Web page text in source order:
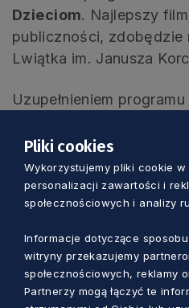
Dzieciom. Najlepszy
publiczności, zdobędzie
Lwiątka im. Janusza
Uzupełnieniem
pozakonkursowa
zagranicznych
udziałem polskich
Festiwal to nie
W ramach 48. FPFF
towarzyszących, jak np.
Pliki cookies
Wykorzystujemy pliki cookie
personalizacji zawartości i
społecznościowych i analizy
Informacje dotyczące
witryny przekazujemy
społecznościowych, reklamy
Partnerzy mogą łączyć te